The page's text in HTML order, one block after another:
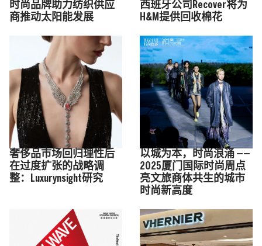
时尚品牌助力纺织供应
商推动太阳能发展
西班牙公司Recover将为
H&M提供回收棉花
奢侈品市场回归理性后
在过度扩张的战略调
整：Luxurynsight研究
以城为本，时尚浪涌 ——
2025厦门国际时尚周点
亮文旅商体共生的城市
时尚新高度